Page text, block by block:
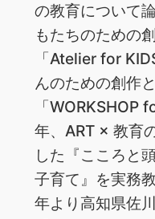
の教育について
もたちのための
「Atelier for
んのための創作
「WORKSHOP
年、ART × 教育
した『こころと
子育て』を実務
年より高知県佐